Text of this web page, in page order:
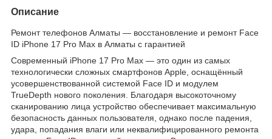
Описание
Ремонт телефонов Алматы — восстановление и ремонт Face
ID iPhone 17 Pro Max в Алматы с гарантией
Современный iPhone 17 Pro Max — это один из самых
технологически сложных смартфонов Apple, оснащённый
усовершенствованной системой Face ID и модулем
TrueDepth нового поколения. Благодаря высокоточному
сканированию лица устройство обеспечивает максимальную
безопасность данных пользователя, однако после падения,
удара, попадания влаги или неквалифицированного ремонта